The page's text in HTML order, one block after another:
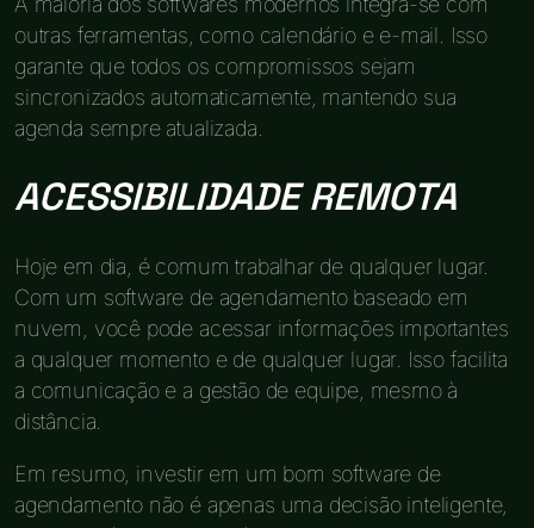
outras ferramentas, como calendário e e-mail. Isso
garante que todos os compromissos sejam
sincronizados automaticamente, mantendo sua
agenda sempre atualizada.
ACESSIBILIDADE REMOTA
Hoje em dia, é comum trabalhar de qualquer lugar.
Com um software de agendamento baseado em
nuvem, você pode acessar informações importantes
a qualquer momento e de qualquer lugar. Isso facilita
a comunicação e a gestão de equipe, mesmo à
distância.
Em resumo, investir em um bom software de
agendamento não é apenas uma decisão inteligente,